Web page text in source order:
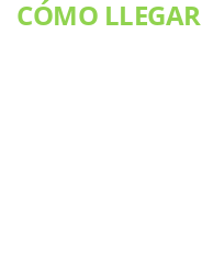
CÓMO LLEGAR